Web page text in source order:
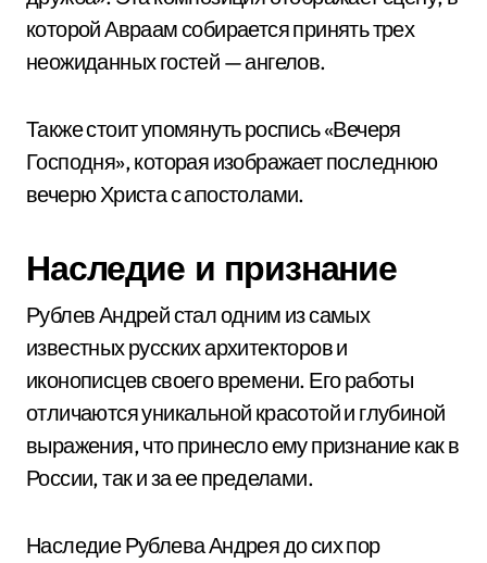
которой Авраам собирается принять трех
неожиданных гостей — ангелов.
Также стоит упомянуть роспись «Вечеря
Господня», которая изображает последнюю
вечерю Христа с апостолами.
Наследие и признание
Рублев Андрей стал одним из самых
известных русских архитекторов и
иконописцев своего времени. Его работы
отличаются уникальной красотой и глубиной
выражения, что принесло ему признание как в
России, так и за ее пределами.
Наследие Рублева Андрея до сих пор